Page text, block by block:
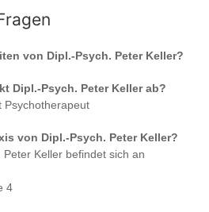
von Dipl.-Psych. Peter Keller?
Dipl.-Psych. Peter Kellerab?
Psychotherapeut
von Dipl.-Psych. Peter Keller?
Peter Keller befindet sich an
4